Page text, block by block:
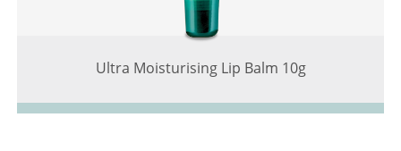
Ultra Moisturising Lip Balm 10g